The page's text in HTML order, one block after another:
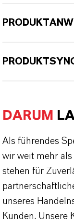
DARUM
Als führendes
wir weit mehr
stehen für
unseres
Kunden. Unsere